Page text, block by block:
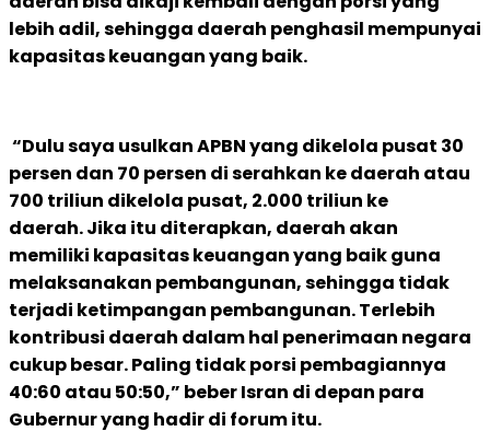
lebih adil, sehingga daerah penghasil mempunyai
kapasitas keuangan yang baik.
“Dulu saya usulkan APBN yang dikelola pusat 30
persen dan 70 persen di serahkan ke daerah atau
700 triliun dikelola pusat, 2.000 triliun ke
daerah.Jika itu diterapkan, daerah akan
memiliki kapasitas keuangan yang baik guna
melaksanakan pembangunan, sehingga tidak
terjadi ketimpangan pembangunan. Terlebih
kontribusi daerah dalam hal penerimaan negara
cukup besar.Paling tidak porsi pembagiannya
40:60 atau 50:50,” beber Isran di depan para
Gubernur yang hadir di forum itu.